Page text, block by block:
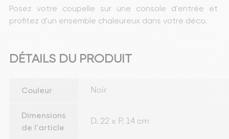
Posez votre coupelle sur une console d'entrée et
profitez d'un ensemble chaleureux dans votre déco.
DÉTAILS DU PRODUIT
Couleur Noir
Dimensions
de l'article
D. 22 x P. 14 cm